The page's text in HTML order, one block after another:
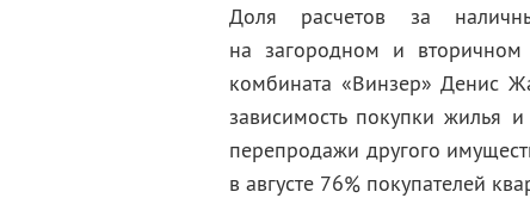
Доля расчетов за
на загородном и вторичном
комбината «Винзер» Денис
зависимость покупки жилья
перепродажи другого
в августе 76% покупателей